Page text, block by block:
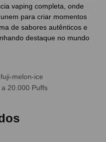
vaping completa, onde
para criar momentos
de sabores autênticos e
destaque no mundo
melon-ice
20.000 Puffs